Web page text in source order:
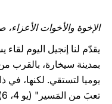
الإخوة والأخوات الأعزاء،
يقدّم لنا إنجيل اليوم
بمدينة سيخارة، بالقرب
يوميا لتستقي. لكنها،